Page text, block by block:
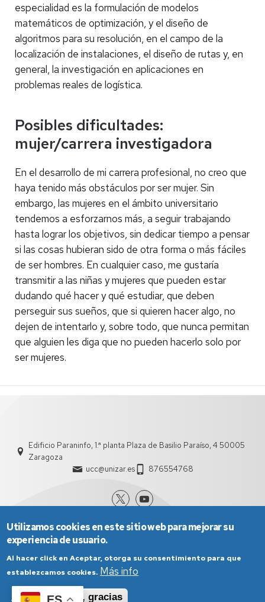
especialidad es la formulación de modelos
matemáticos de optimización, y el diseño de
algoritmos para su resolución, en el campo de la
localización de instalaciones, el diseño de rutas y, en
general, la investigación en aplicaciones en
problemas reales de logística.
Posibles dificultades:
mujer/carrera investigadora
En el desarrollo de mi carrera profesional, no creo que
haya tenido más obstáculos por ser mujer. Sin
embargo, las mujeres en el ámbito universitario
tendemos a esforzarnos más, a seguir trabajando
hasta lograr los objetivos, sin dedicar tiempo a pensar
si las cosas hubieran sido de otra forma o más fáciles
de ser hombres. En cualquier caso, me gustaría
transmitir a las niñas y mujeres que pueden estar
dudando qué hacer y qué estudiar, que deben
perseguir sus sueños, que si quieren hacer algo, no
dejen de intentarlo y, sobre todo, que nunca permitan
que alguien les diga que no pueden hacerlo solo por
ser mujeres.
Edificio Paraninfo, 1.ª planta Plaza de Basilio Paraíso, 4 50005
Zaragoza
ucc@unizar.es
876554768
Aviso Legal
Condiciones generales de uso
Utilizamos cookies en este sitio web para mejorar su
experiencia de usuario.
Al hacer click en Aceptar, otorga su consentimiento para que
establezcamos cookies. Más info
Aceptar
No, gracias